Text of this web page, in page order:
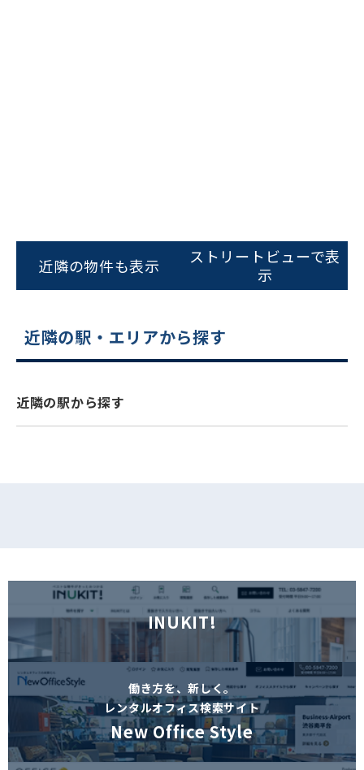
0120-620-213
近隣の物件も表示
ストリートビューで表
示
近隣の駅・エリアから探す
近隣の駅から探す
INUKIT!
働き方を、新しく。
レンタルオフィス検索サイト
New Office Style